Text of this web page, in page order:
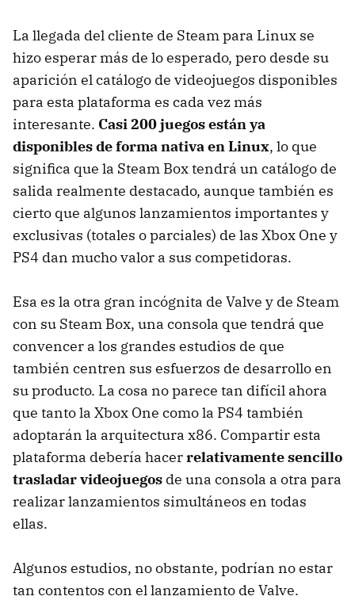
La llegada del cliente de Steam para Linux se
hizo esperar más de lo esperado, pero desde su
aparición el catálogo de videojuegos disponibles
para esta plataforma es cada vez más
interesante. Casi 200 juegos están ya
disponibles de forma nativa en Linux, lo que
significa que la Steam Box tendrá un catálogo de
salida realmente destacado, aunque también es
cierto que algunos lanzamientos importantes y
exclusivas (totales o parciales) de las Xbox One y
PS4 dan mucho valor a sus competidoras.
Esa es la otra gran incógnita de Valve y de Steam
con su Steam Box, una consola que tendrá que
convencer a los grandes estudios de que
también centren sus esfuerzos de desarrollo en
su producto. La cosa no parece tan difícil ahora
que tanto la Xbox One como la PS4 también
adoptarán la arquitectura x86. Compartir esta
plataforma debería hacerrelativamente sencillo
trasladar videojuegos de una consola a otra para
realizar lanzamientos simultáneos en todas
ellas.
Algunos estudios, no obstante, podrían no estar
tan contentos con el lanzamiento de Valve.